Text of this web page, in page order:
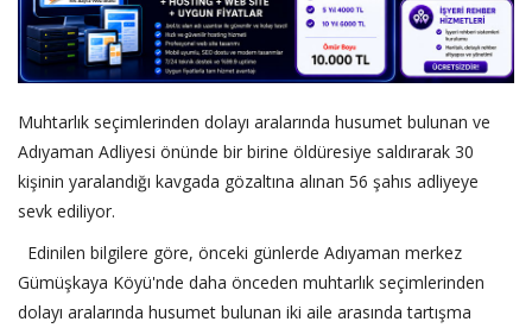
Muhtarlık seçimlerinden dolayı aralarında husumet bulunan ve
Adıyaman Adliyesi önünde bir birine öldüresiye saldırarak 30
kişinin yaralandığı kavgada gözaltına alınan 56 şahıs adliyeye
sevk ediliyor.
‎ Edinilen bilgilere göre, önceki günlerde Adıyaman merkez
Gümüşkaya Köyü'nde daha önceden muhtarlık seçimlerinden
dolayı aralarında husumet bulunan iki aile arasında tartışma